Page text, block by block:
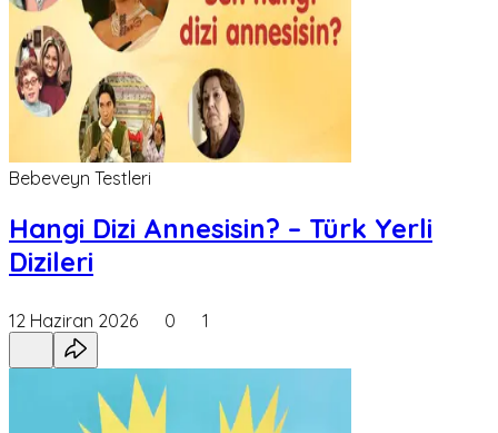
Bebeveyn Testleri
Hangi Dizi Annesisin? – Türk Yerli
Dizileri
12 Haziran 2026 0 1